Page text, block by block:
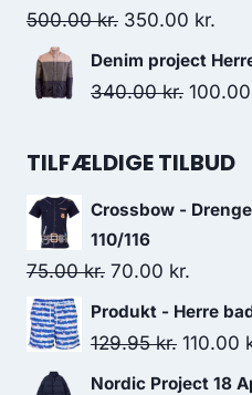
150.00
500.00kr. Original
price
was:
350.00 kr.
is:
Denim project
340.00kr. Original
was:
100.00
TILFÆLDIGE TILBUD
Crossbow -
110/116
75.00kr. Original
price
was:
70.00 kr.
price
is:
Produkt - Herre
129.95kr. Original
price
110.00
Nordic Project 18